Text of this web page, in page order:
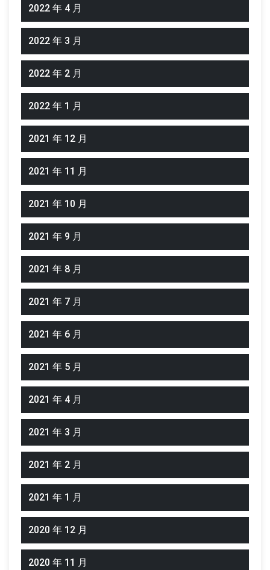
2022 年 4 月
2022 年 3 月
2022 年 2 月
2022 年 1 月
2021 年 12 月
2021 年 11 月
2021 年 10 月
2021 年 9 月
2021 年 8 月
2021 年 7 月
2021 年 6 月
2021 年 5 月
2021 年 4 月
2021 年 3 月
2021 年 2 月
2021 年 1 月
2020 年 12 月
2020 年 11 月